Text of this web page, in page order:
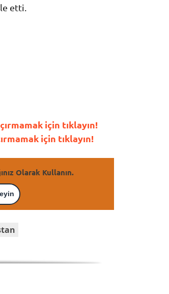
etti.
için tıklayın!
için tıklayın!
Olarak Kullanın.